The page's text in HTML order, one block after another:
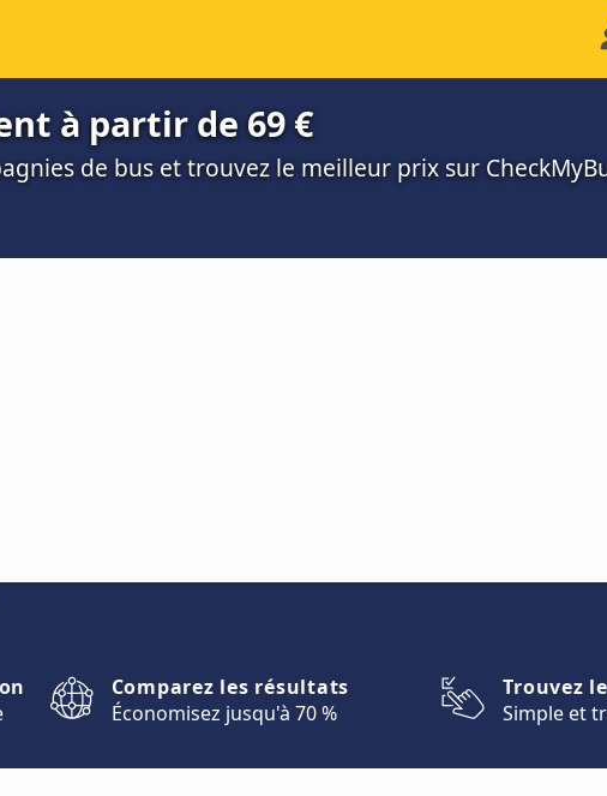
à partir de 69 €
de bus et trouvez le meilleur prix sur
Comparez les résultats
Économisez jusqu'à 70 %
Trouvez
Simple et